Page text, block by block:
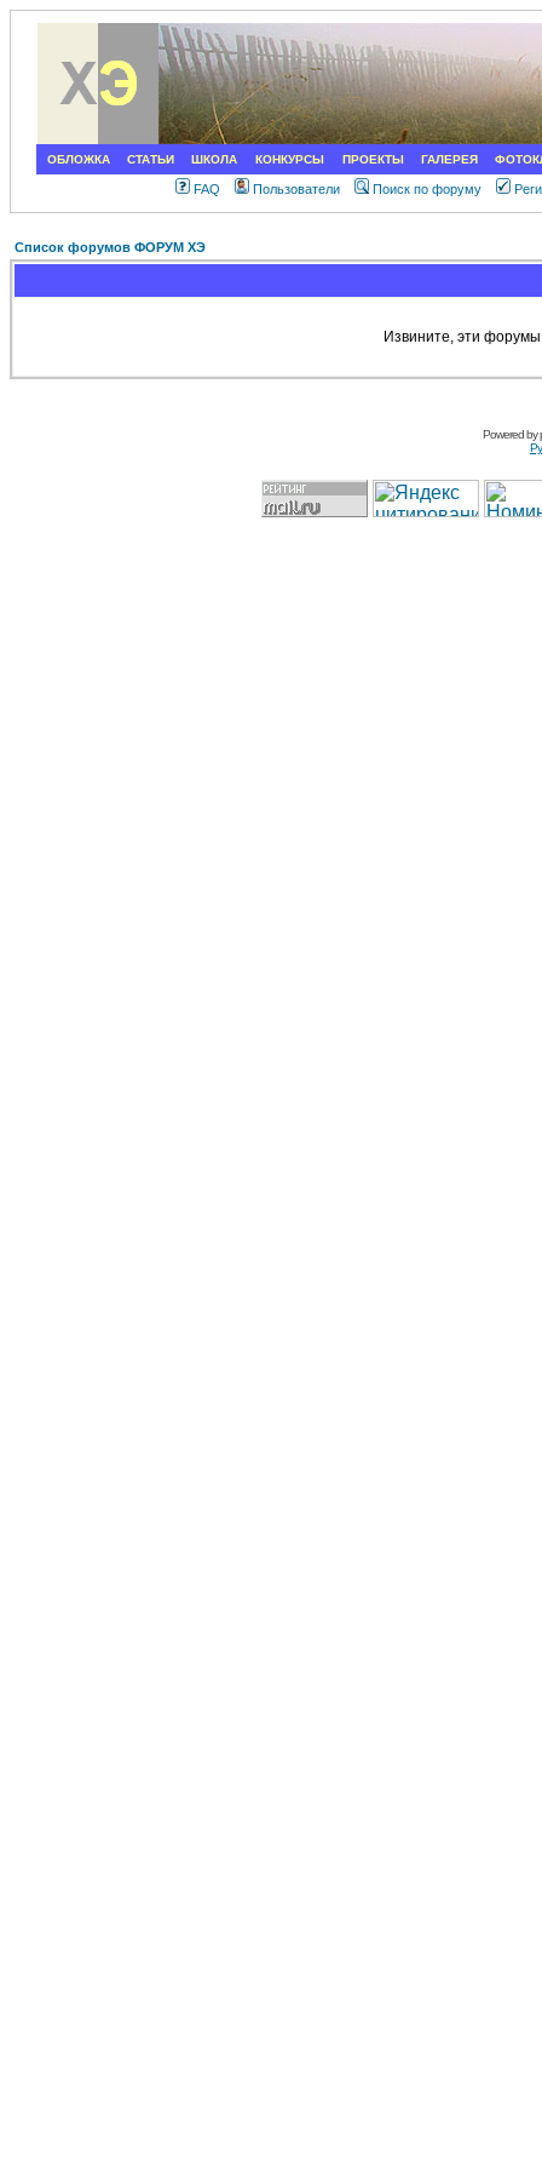
ОБЛОЖКА СТАТЬИ ШКОЛА КОНКУРСЫ ПРОЕКТЫ ГАЛЕРЕЯ
FAQ Пользователи Поиск по форуму
Список форумов ФОРУМ ХЭ
Извините, эти
Powered by